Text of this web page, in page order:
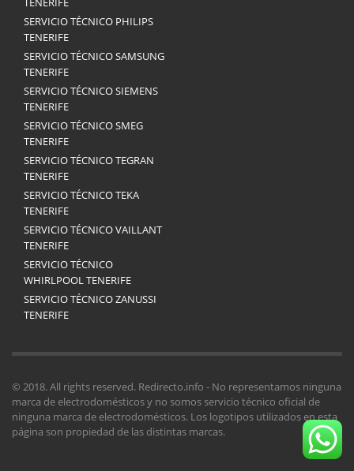
SERVICIO TÉCNICO PHILIPS
TENERIFE
SERVICIO TÉCNICO SAMSUNG
TENERIFE
SERVICIO TÉCNICO SIEMENS
TENERIFE
SERVICIO TÉCNICO SMEG
TENERIFE
SERVICIO TÉCNICO TEGRAN
TENERIFE
SERVICIO TÉCNICO TEKA
TENERIFE
SERVICIO TÉCNICO VAILLANT
TENERIFE
SERVICIO TÉCNICO
WHIRLPOOL TENERIFE
SERVICIO TÉCNICO ZANUSSI
TENERIFE
© 2018. All rights reserved. Redirecto.info - No representamos ninguna
marca de electrodomésticos y no somos servicio técnico oficial de
ninguna marca de electrodomésticos. Los logotipos utilizados en esta
página son propiedad de las distintas marcas.